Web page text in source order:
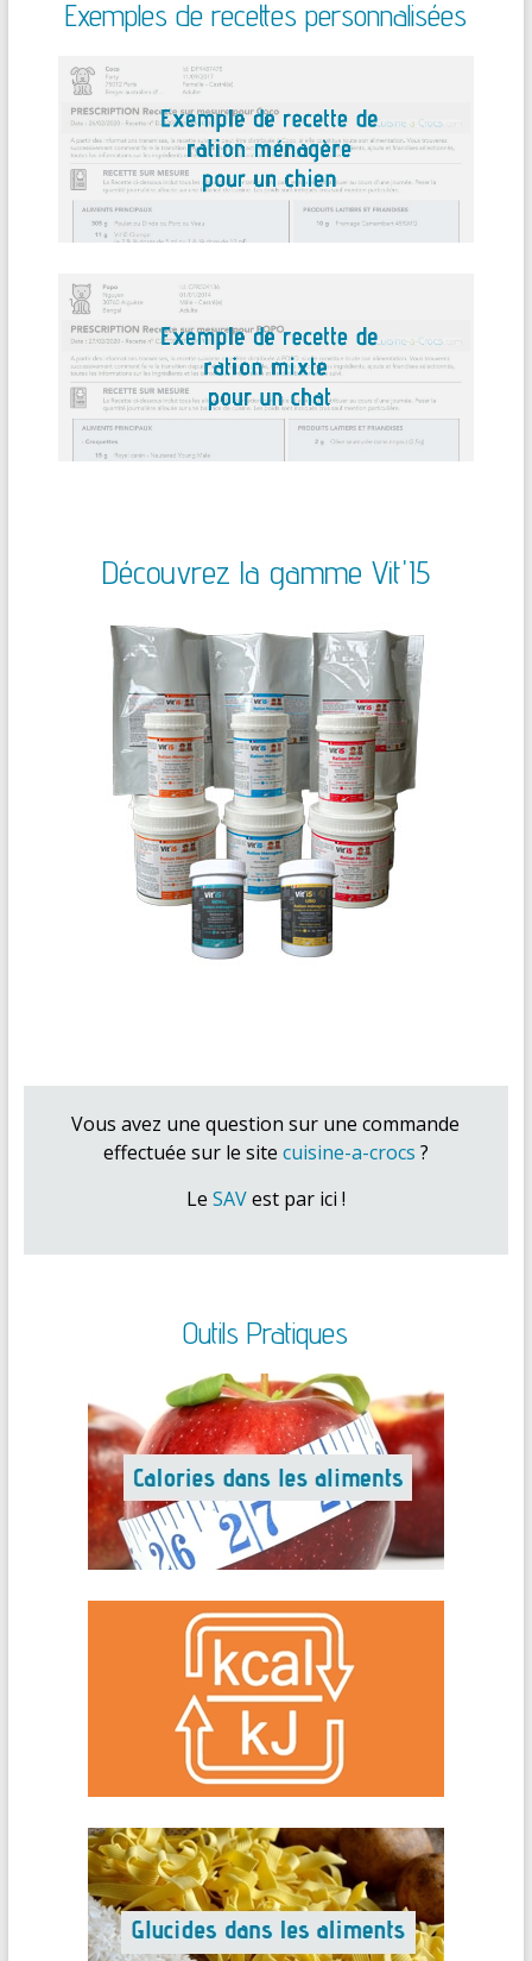
Exemples de recettes personnalisées
Découvrez la gamme Vit'I5
Vous avez une question sur une commande
effectuée sur le site cuisine-a-crocs ?
Le SAVest par ici !
Outils Pratiques